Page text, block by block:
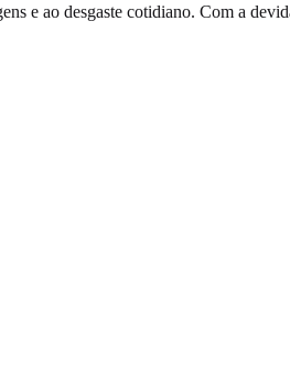
e ao desgaste cotidiano. Com a